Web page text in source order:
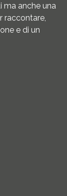
ma anche una
raccontare,
e di un